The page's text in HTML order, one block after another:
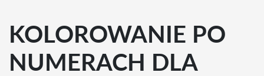
KOLOROWANIE PO
NUMERACH DLA